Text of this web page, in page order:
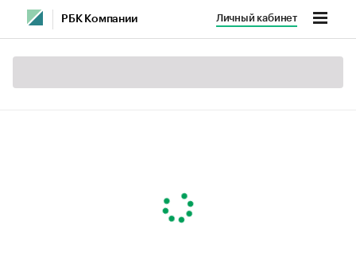
РБК Компании Личный кабинет